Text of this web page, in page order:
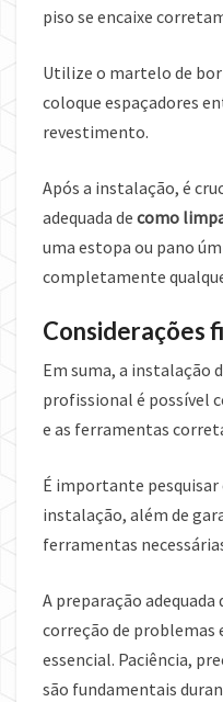
piso se encaixe
Utilize o martelo de
coloque espaçadores
revestimento.
Após a instalação, é
adequada de como
uma estopa ou pano
completamente
Considerações
Em suma, a instalação
profissional é possível
e as ferramentas
É importante pesquisar
instalação, além de
ferramentas
A preparação
correção de problemas
essencial. Paciência,
são fundamentais